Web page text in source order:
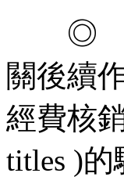
◎ 為
關後續
經費核
titles )